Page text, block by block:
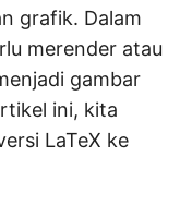
grafik. Dalam
merender atau
gambar
ini, kita
LaTeX ke